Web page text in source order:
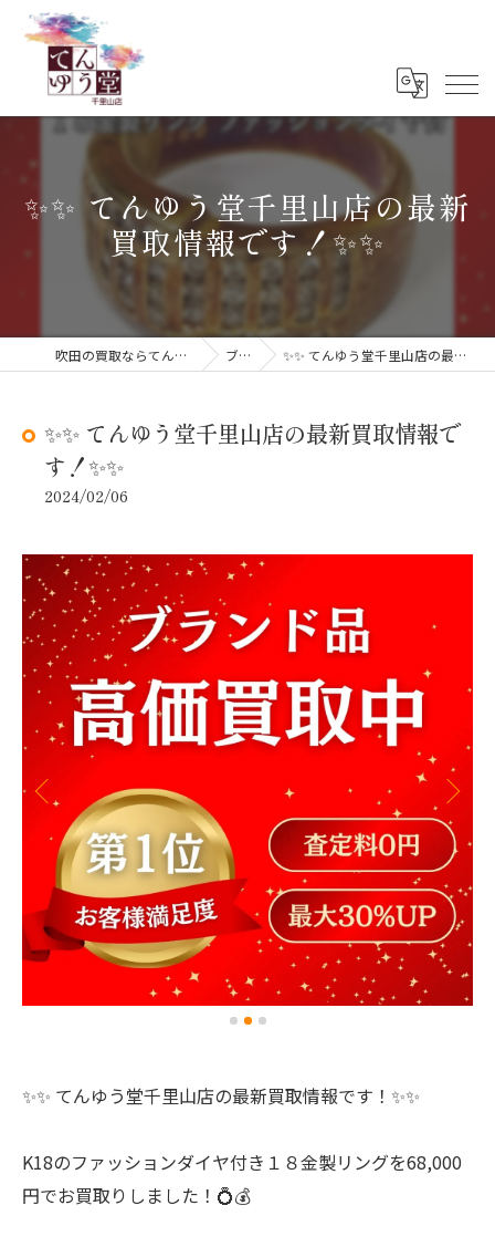
✨✨ てんゆう堂千里山店の最新
買取情報です！✨✨
吹田の買取ならてんゆう堂 千里山店 ブログ ✨✨ てんゆう堂千里山店の最新買取情報です！✨✨
✨✨ てんゆう堂千里山店の最新買取情報で
す！✨✨
2024/02/06
✨✨ てんゆう堂千里山店の最新買取情報です！✨✨
K18のファッションダイヤ付き１８金製リングを68,000
円でお買取りしました！💍💰